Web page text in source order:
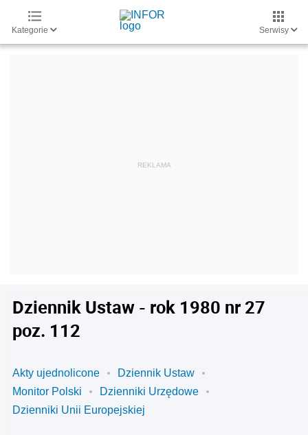
Kategorie Serwisy
Dziennik Ustaw - rok 1980 nr 27
poz. 112
Akty ujednolicone
Dziennik Ustaw
Monitor Polski
Dzienniki Urzędowe
Dzienniki Unii Europejskiej